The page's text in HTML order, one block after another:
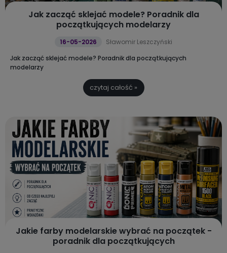
Jak zacząć sklejać modele? Poradnik dla
początkujących modelarzy
16-05-2026
Sławomir Leszczyński
Jak zacząć sklejać modele? Poradnik dla początkujących
modelarzy
czytaj całość »
Jakie farby modelarskie wybrać na początek -
poradnik dla początkujących